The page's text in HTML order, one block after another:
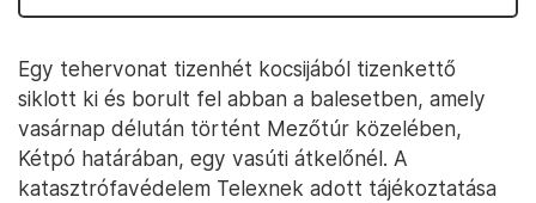
Egy tehervonat tizenhét kocsijából tizenkettő
siklott ki és borult fel abban a balesetben, amely
vasárnap délután történt Mezőtúr közelében,
Kétpó határában, egy vasúti átkelőnél. A
katasztrófavédelem Telexnek adott tájékoztatása